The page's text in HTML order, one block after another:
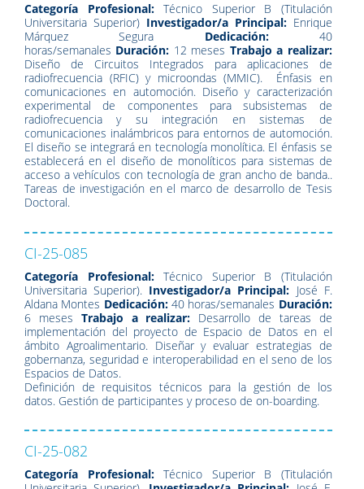
Categoría Profesional:Técnico Superior B (Titulación
Universitaria Superior) Investigador/a Principal: Enrique
Márquez Segura Dedicación: 40
horas/semanales Duración: 12 meses Trabajo a realizar:
Diseño de Circuitos Integrados para aplicaciones de
radiofrecuencia (RFIC) y microondas (MMIC). Énfasis en
comunicaciones en automoción. Diseño y caracterización
experimental de componentes para subsistemas de
radiofrecuencia y su integración en sistemas de
comunicaciones inalámbricos para entornos de automoción.
El diseño se integrará en tecnología monolítica. El énfasis se
establecerá en el diseño de monolíticos para sistemas de
acceso a vehículos con tecnología de gran ancho de banda..
Tareas de investigación en el marco de desarrollo de Tesis
Doctoral.
CI-25-085
Categoría Profesional:Técnico Superior B (Titulación
Universitaria Superior). Investigador/a Principal: José F.
Aldana Montes Dedicación:40 horas/semanales Duración:
6 meses Trabajo a realizar: Desarrollo de tareas de
implementación del proyecto de Espacio de Datos en el
ámbito Agroalimentario. Diseñar y evaluar estrategias de
gobernanza, seguridad e interoperabilidad en el seno de los
Espacios de Datos.
Definición de requisitos técnicos para la gestión de los
datos. Gestión de participantes y proceso de on-boarding.
CI-25-082
Categoría Profesional:Técnico Superior B (Titulación